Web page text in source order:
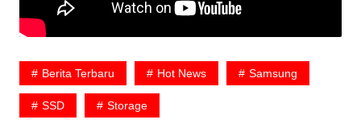
Berita Terbaru Hot News Samsung
SSD Storage